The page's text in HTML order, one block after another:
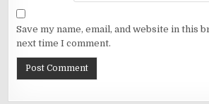
Save my name, email, and website in this
next time I comment.